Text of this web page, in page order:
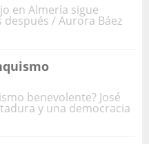
en Almería sigue
/ Aurora Báez
benevolente? José
y una democracia